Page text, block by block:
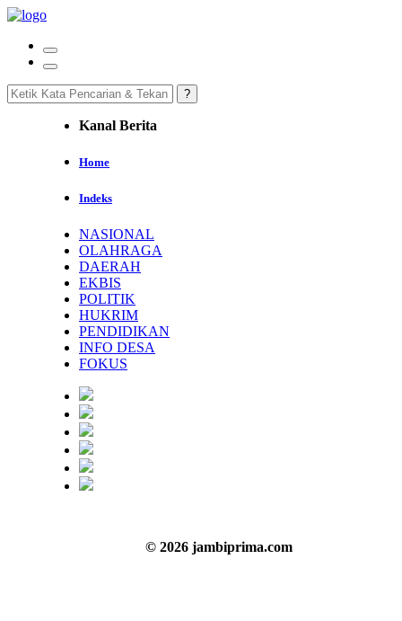
Kanal Berita
Home
Indeks
NASIONAL
OLAHRAGA
DAERAH
EKBIS
POLITIK
HUKRIM
PENDIDIKAN
INFO DESA
FOKUS
© 2026 jambiprima.com